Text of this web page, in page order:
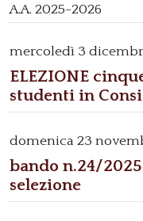
A.A. 2025-2026
mercoledì 3
ELEZIONE
studenti in
domenica 23
bando n.24/
selezione